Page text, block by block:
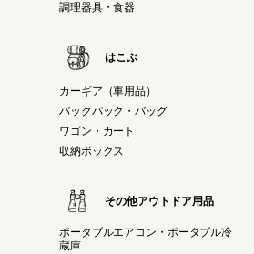
調理器具・食器
はこぶ
カーギア（車用品）
バックパック・バッグ
ワゴン・カート
収納ボックス
その他アウトドア用品
ポータブルエアコン・ポータブル冷
蔵庫